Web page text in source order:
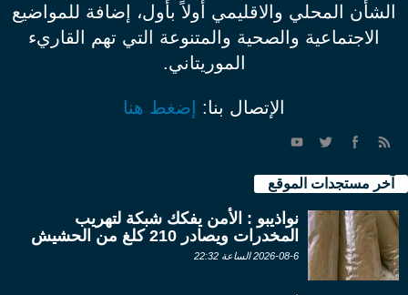
الشأن المحلي والاقليمي أولاً بأول، إضافة للمواضيع
الاجتماعية والصحية والمتنوعة التي تهم القاريء
الموريتاني.
الإتصال بنا: إضغط هنا
آخر مستجدات الموقع
نواذيبو : الأمن يفكك شبكة لتهريب
المخدرات ويصادر 210 كلغ من الحشيش
2026-08-6 الساعة 22:32